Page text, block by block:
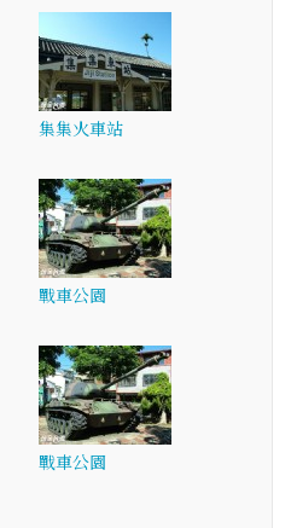
集集火車站
戰車公園
戰車公園